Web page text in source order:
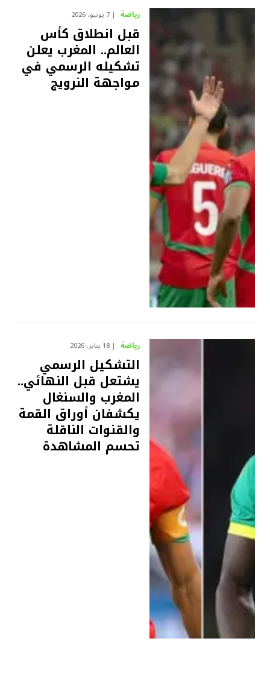
رياضة 7 يونيو، 2026
قبل انطلاق كأس
العالم.. المغرب يعلن
تشكيله الرسمي في
مواجهة النرويج
رياضة 18 يناير، 2026
التشكيل الرسمي
يشتعل قبل النهائي..
المغرب والسنغال
يكشفان أوراق القمة
والقنوات الناقلة
تحسم المشاهدة